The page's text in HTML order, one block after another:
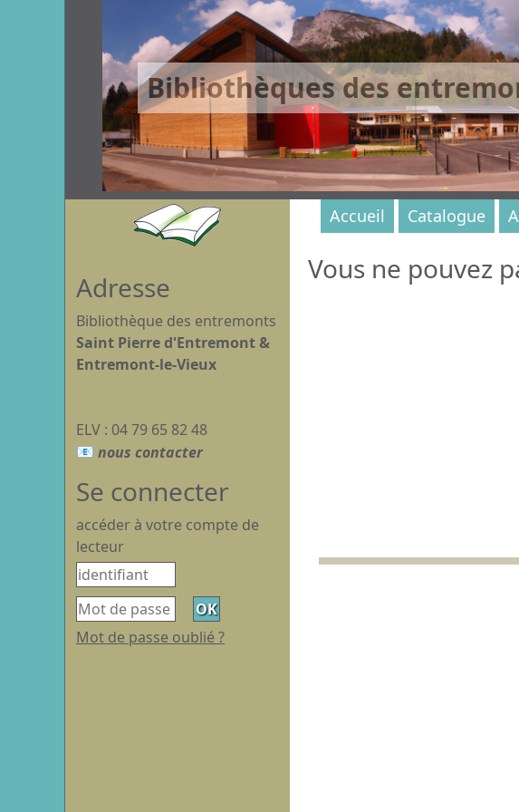
Bibliothèques des
Vous ne pouvez
Accueil Catalogue
Adresse
Bibliothèque des entremonts
Saint Pierre d'Entremont &
Entremont-le-Vieux
ELV : 04 79 65 82 48
Se connecter
accéder à votre compte de
lecteur
Mot de passe oublié ?